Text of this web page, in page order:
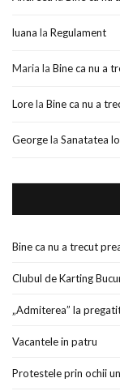
luana la Regulament
Maria la Bine ca nu a
Lorela Bine ca nu a
Georgela Sanatatea
Bine ca nu a trecut
Clubul de Karting
„Admiterea” la
Vacantele in patru
Protestele prin ochii